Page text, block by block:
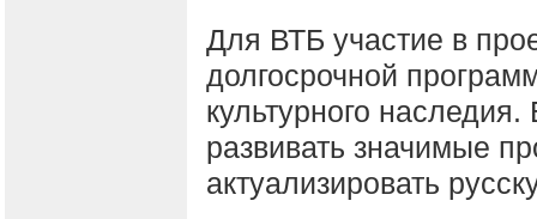
Для ВТБ участие в
долгосрочной
культурного
развивать значимые
актуализировать